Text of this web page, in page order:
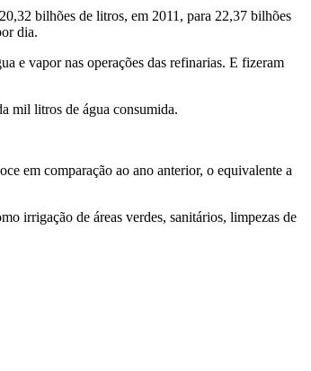
bilhões de litros, em 2011, para 22,37 bilhões
dia.
e vapor nas operações das refinarias. E fizeram
mil litros de água consumida.
em comparação ao ano anterior, o equivalente a
irrigação de áreas verdes, sanitários, limpezas de